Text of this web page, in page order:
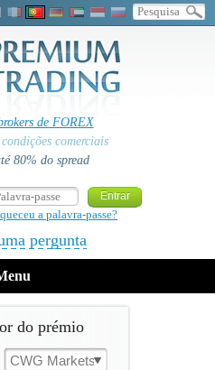
de FOREX
comerciais
80% do spread
a palavra-passe?
pergunta
do prémio
CWG Markets